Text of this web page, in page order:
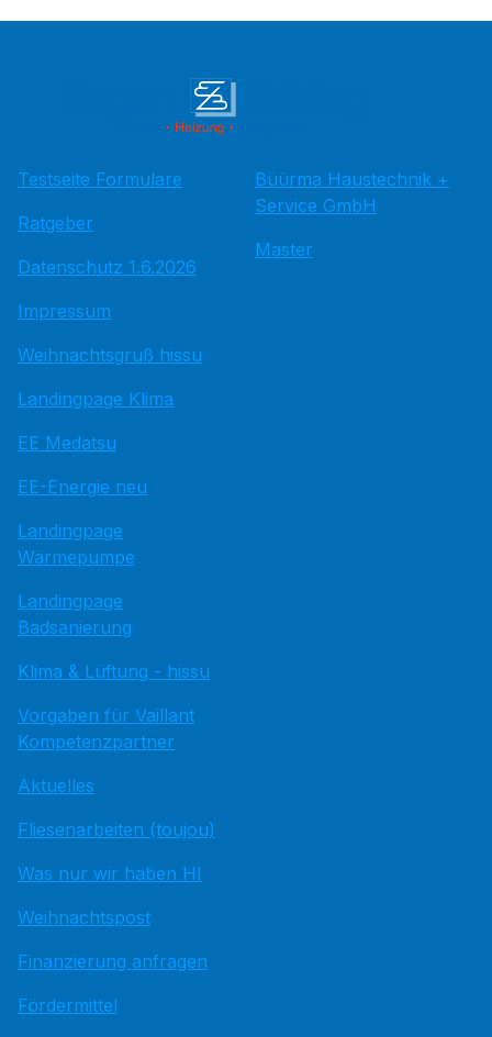
Testseite Formulare
Ratgeber
Datenschutz 1.6.2026
Impressum
Weihnachtsgruß hissu
Landingpage Klima
EE Medatsu
EE-Energie neu
Landingpage
Wärmepumpe
Landingpage
Badsanierung
Klima & Lüftung - hissu
Vorgaben für Vaillant
Kompetenzpartner
Aktuelles
Fliesenarbeiten (toujou)
Was nur wir haben HI
Weihnachtspost
Finanzierung anfragen
Fördermittel
Büürma Haustechnik +
Service GmbH
Master